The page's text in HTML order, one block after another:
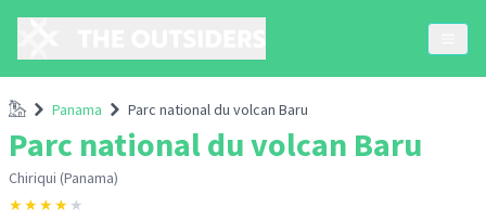
AccueilPanama Parc national du volcan Baru
Parc national du volcan Baru
Chiriqui (Panama)
★★★★ ★